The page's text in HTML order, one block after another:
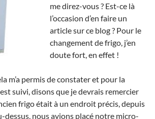
me direz-vous ? Est-ce là
l’occasion d’en faire un
article sur ce blog ? Pour le
changement de frigo, j’en
doute fort, en effet !
m’a permis de constater et pour la
suivi, disons que je devrais remercier
frigo était à un endroit précis, depuis
dessus, nous avions placé notre micro-